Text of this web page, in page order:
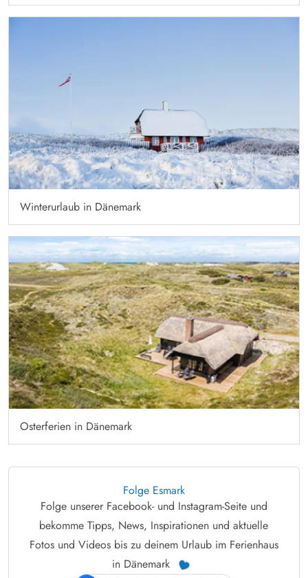
Winterurlaub in Dänemark
Osterferien in Dänemark
Folge Esmark
Folge unserer Facebook- und Instagram-Seite und
bekomme Tipps, News, Inspirationen und aktuelle
Fotos und Videos bis zu deinem Urlaub im Ferienhaus
in Dänemark